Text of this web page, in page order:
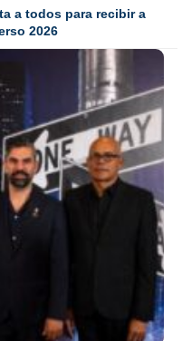
a todos para recibir a
2026